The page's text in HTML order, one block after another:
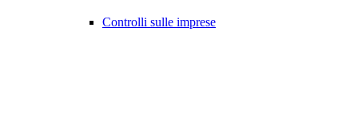
Controlli sulle imprese